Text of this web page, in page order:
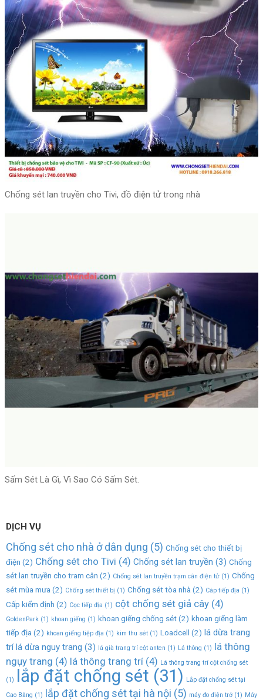
Chống sét lan truyền cho Tivi, đồ điện tử trong nhà
Sấm Sét Là Gì, Vì Sao Có Sấm Sét.
DỊCH VỤ
Chống sét cho nhà ở dân dụng (5) Chống sét cho thiết bị
điện (2) Chống sét cho Tivi (4) Chống sét lan truyền (3) Chống
sét lan truyền cho tram cân (2) Chống sét lan truyền trạm cân điện tử (1) Chống
sét mùa mưa (2) Chống sét thiết bị (1) Chống sét tòa nhà (2) Cáp tiếp địa (1)
Cấp kiểm định (2) Cọc tiếp địa (1) cột chống sét giả cây (4)
GoldenPark (1) khoan giếng (1) khoan giếng chống sét (2) khoan giếng làm
tiếp địa (2) khoan giếng tiệp địa (1) kim thu sét (1) Loadcell (2) lá dừa trang
trí lá dừa nguy trang (3) lá già trang trí cột anten (1) Lá thông (1) lá thông
ngụy trang (4) lá thông trang trí (4) Lá thông trang trí cột chống sét
(1) lắp đặt chống sét (31) Lắp đặt chống sét tại
Cao Bằng (1) lắp đặt chống sét tại hà nội (5) máy đo điện trở(1) Máy